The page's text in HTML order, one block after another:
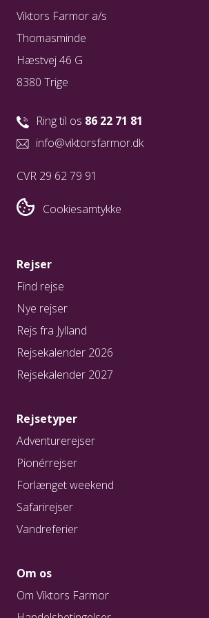
Viktors Farmor a/s
Thomasminde
Hæstvej 46 G
8380 Trige
Ring til os 86 22 71 81
info@viktorsfarmor.dk
CVR 29 62 79 91
Cookiesamtykke
Rejser
Find rejse
Nye rejser
Rejs fra Jylland
Rejsekalender 2026
Rejsekalender 2027
Rejsetyper
Adventurerejser
Pionérrejser
Forlænget weekend
Safarirejser
Vandreferier
Om os
Om Viktors Farmor